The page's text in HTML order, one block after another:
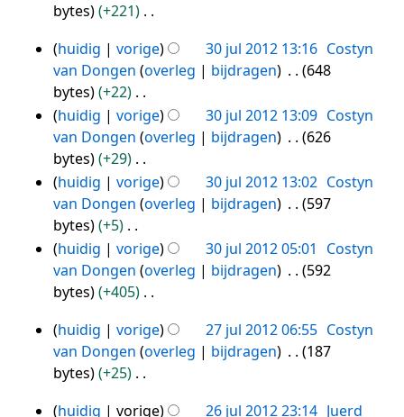
e
n
v
a
t
t
i
n
g
s
s
a
m
e
n
v
a
t
t
i
n
g
k
n
g
s
s
a
m
e
n
v
a
t
t
n
g
w
r
k
i
n
g
s
s
a
m
e
n
v
t
t
i
n
e
b
e
w
e
r
k
i
n
g
s
s
a
e
n
v
bytes
+221
e
e
n
b
e
w
e
r
k
i
n
g
s
a
m
30
2012
huidig vorige 30 jul 2012 13:16 Costyn
van Dongen overleg bijdragen
648
bytes
+22
G
e
e
n
b
e
w
e
r
i
n
g
huidig vorige 30 jul 2012 13:09 Costyn
van Dongen overleg bijdragen
626
bytes
+29
G
e
e
n
b
e
e
r
k
huidig vorige 30 jul 2012 13:02 Costyn
van Dongen overleg bijdragen
597
bytes
+5
G
e
e
b
e
w
huidig vorige 30 jul 2012 05:01
Costyn
van Dongen overleg bijdragen
592
bytes
+405
e
e
n
27
2012
huidig vorige 27 jul 2012 06:55 Costyn
van Dongen overleg bijdragen
187
bytes
+25
huidig vorige 26 jul 2012 23:14 Juerd